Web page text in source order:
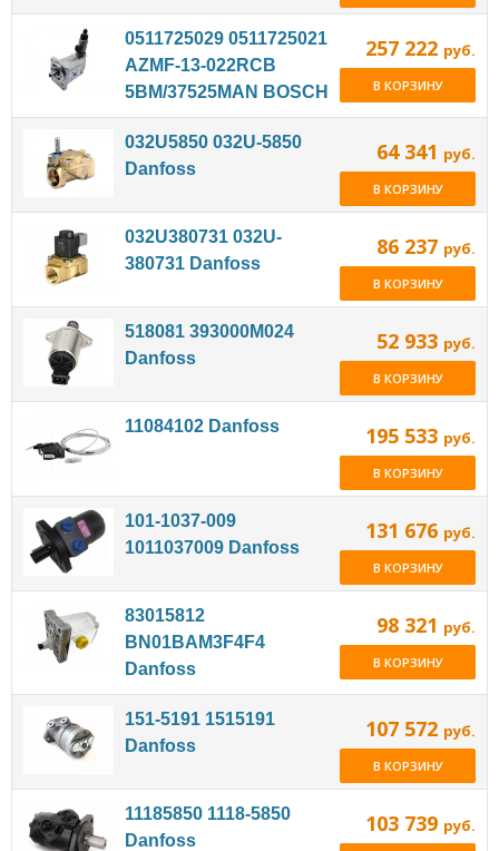
0511725029 0511725021
AZMF-13-022RCB
5BM/37525MAN BOSCH
257 222 руб.
В КОРЗИНУ
032U5850 032U-5850
Danfoss
64 341 руб.
В КОРЗИНУ
032U380731 032U-
380731 Danfoss
86 237 руб.
В КОРЗИНУ
518081 393000M024
Danfoss
52 933 руб.
В КОРЗИНУ
11084102 Danfoss 195 533 руб.
В КОРЗИНУ
101-1037-009
1011037009 Danfoss
131 676 руб.
В КОРЗИНУ
83015812
BN01BAM3F4F4
Danfoss
98 321 руб.
В КОРЗИНУ
151-5191 1515191
Danfoss
107 572 руб.
В КОРЗИНУ
11185850 1118-5850
Danfoss
103 739 руб.